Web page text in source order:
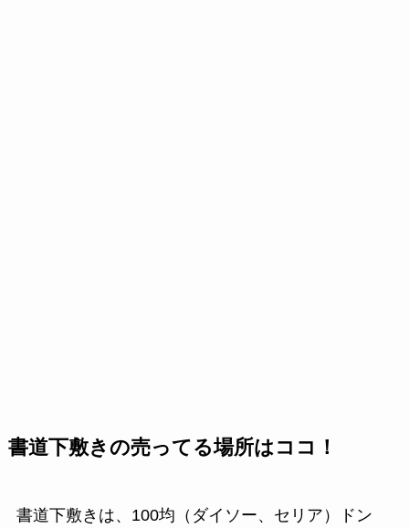
書道下敷きの売ってる場所はココ！
書道下敷きは、100均（ダイソー、セリア）ドン